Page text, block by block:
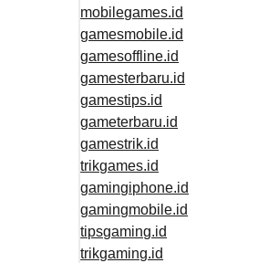
mobilegames.id
gamesmobile.id
gamesoffline.id
gamesterbaru.id
gamestips.id
gameterbaru.id
gamestrik.id
trikgames.id
gamingiphone.id
gamingmobile.id
tipsgaming.id
trikgaming.id